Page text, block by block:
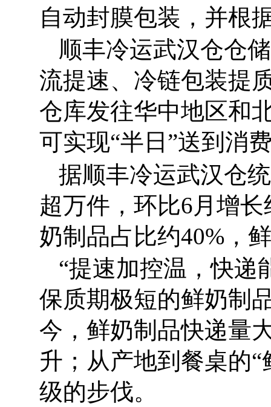
自动封膜包装，并根
顺丰冷运武汉仓仓
流提速、冷链包装提
仓库发往华中地区和
可实现“半日”送到消
据顺丰冷运武汉仓
超万件，环比6月增
奶制品占比约40%，
“提速加控温，快递
保质期极短的鲜奶制
今，鲜奶制品快递量
升；从产地到餐桌的
级的步伐。